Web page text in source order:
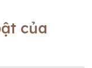
của